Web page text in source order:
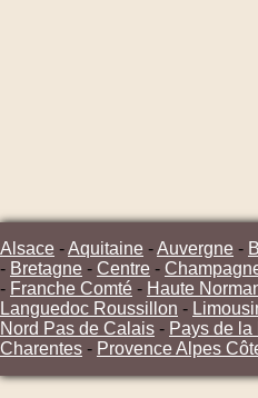
Alsace -Aquitaine -Auvergne -
- Bretagne - Centre -
- Franche Comté - Haute
Languedoc Roussillon -
Nord Pas de Calais - Pays de la
Charentes - Provence Alpes